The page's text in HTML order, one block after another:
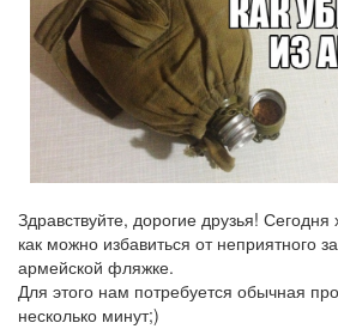
Здравствуйте, дорогие друзья! Сегодня
как можно избавиться от неприятного
армейской фляжке.
Для этого нам потребуется обычная
несколько минут;)